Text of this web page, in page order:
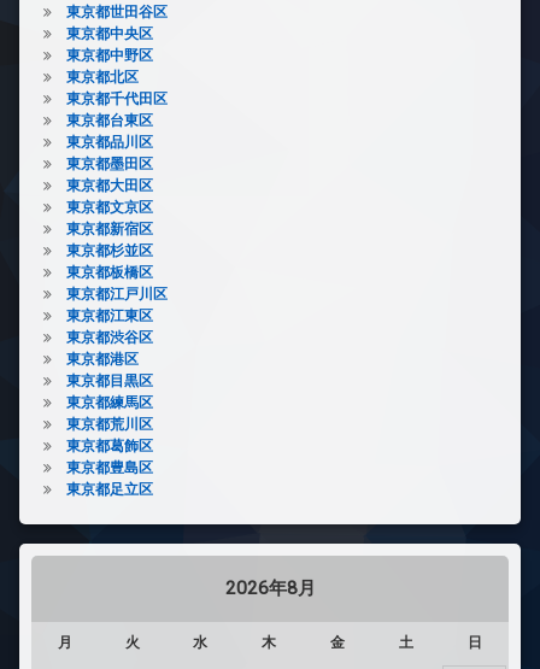
東京都世田谷区
東京都中央区
東京都中野区
東京都北区
東京都千代田区
東京都台東区
東京都品川区
東京都墨田区
東京都大田区
東京都文京区
東京都新宿区
東京都杉並区
東京都板橋区
東京都江戸川区
東京都江東区
東京都渋谷区
東京都港区
東京都目黒区
東京都練馬区
東京都荒川区
東京都葛飾区
東京都豊島区
東京都足立区
2026年8月
月 火 水 木 金 土 日